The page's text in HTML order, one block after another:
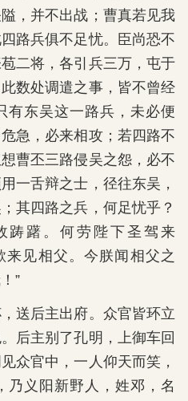
，并不出战；曹真若见我
路兵俱不足忧。臣尚恐不
二将，各引兵三万，屯于
数处调遣之事，皆不曾经
有东吴这一路兵，未必便
急，必来相攻；若四路不
曹丕三路侵吴之怨，必不
一舌辩之士，径往东吴，
其四路之兵，何足忧乎？
踌躇。何劳陛下圣驾来
来见相父。今朕闻相父之
”
送后主出府。众官皆环立
后主别了孔明，上御车回
众官中，一人仰天而笑，
乃义阳新野人，姓邓，名